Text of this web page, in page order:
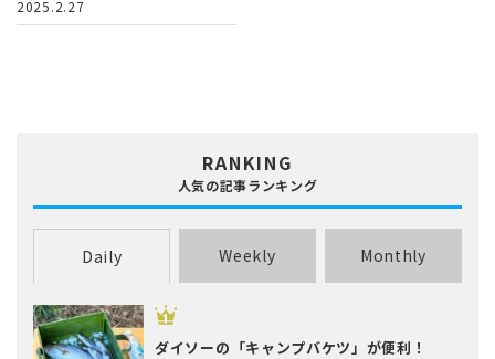
2025.2.27
RANKING
人気の記事ランキング
Daily Weekly Monthly
ダイソーの「キャンプバケツ」が便利！